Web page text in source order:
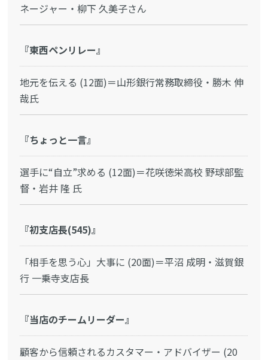
ネージャー・柳下 久美子さん
『東西ペンリレー』
地元を伝える (12面)＝山形銀行常務取締役・勝木 伸
哉氏
『ちょっと一言』
選手に“自立”求める (12面)＝花咲徳栄高校 野球部監
督・岩井 隆 氏
『初支店長(545)』
「相手を思う心」大事に (20面)＝平沼 成明・滋賀銀
行 一乗寺支店長
『当店のチームリーダー』
顧客から信頼されるカスタマー・アドバイザー (20